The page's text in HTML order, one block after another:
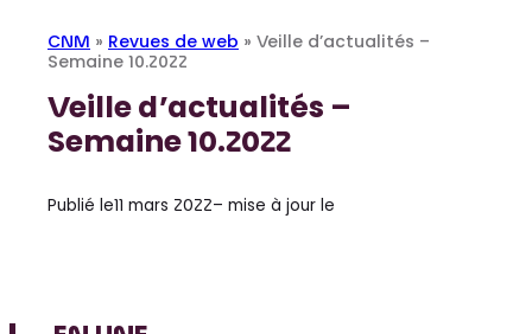
CNM » Revues de web » Veille d’actualités –
Semaine 10.2022
Veille d’actualités –
Semaine 10.2022
Publié le11 mars 2022– mise à jour le